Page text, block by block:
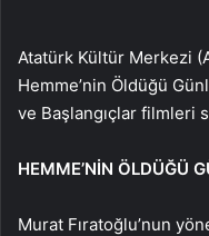
Atatürk Kültür Merkezi
Hemme’nin Öldüğü
ve Başlangıçlar filmleri
HEMME’NİN ÖLDÜĞÜ
Murat Fıratoğlu’nun